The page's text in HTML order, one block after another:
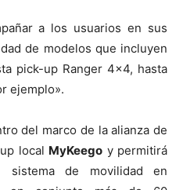
a los usuarios en sus
de modelos que incluyen
pick-up Ranger 4×4, hasta
ejemplo».
del marco de la alianza de
local MyKeego y permitirá
sistema de movilidad en